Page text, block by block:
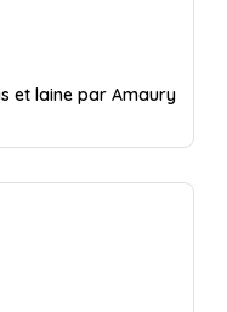
et laine par Amaury